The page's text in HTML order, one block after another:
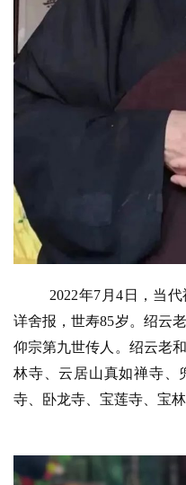
人
物
寺
视
频
纪
佛
教
艺
术
政
策
2022年7月4日，当
详舍报，世寿85岁。绍云
仰宗第九世传人。绍云老
林寺、云居山真如禅寺、
寺、卧龙寺、宝莲寺、宝林